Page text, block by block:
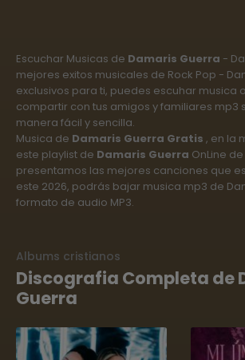
Escuchar Musicas de Damaris Guerra -
mejores exitos musicales de Rock Pop -
exclusivos para ti, puedes escuhar musica
compartir con tus amigos y familiares mp3
manera fácil y sencilla.
Musica de Damaris Guerra Gratis , en la
este playlist de Damaris Guerra OnLine
presentamos las mejores canciones que
este 2026, podrás bajar musica mp3 de
formato de audio MP3.
Albums cristianos
Discografia Completa de
Guerra